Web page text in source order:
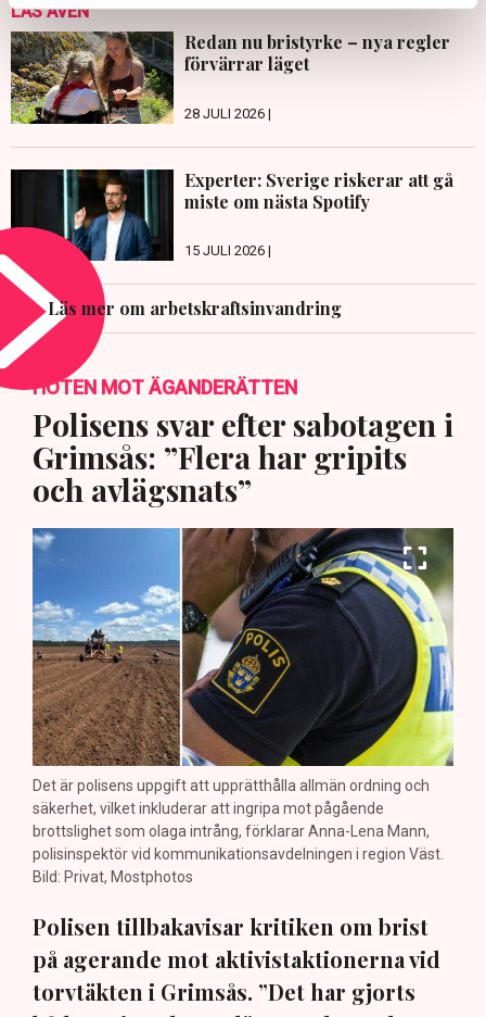
LÄS ÄVEN
Redan nu bristyrke – nya regler
förvärrar läget
28 JULI 2026 |
Experter: Sverige riskerar att gå
miste om nästa Spotify
15 JULI 2026 |
Läs mer om arbetskraftsinvandring
HOTEN MOT ÄGANDERÄTTEN
Polisens svar efter sabotagen i
Grimsås: ”Flera har gripits
och avlägsnats”
Det är polisens uppgift att upprätthålla allmän ordning och
säkerhet, vilket inkluderar att ingripa mot pågående
brottslighet som olaga intrång, förklarar Anna-Lena Mann,
polisinspektör vid kommunikationsavdelningen i region Väst.
Bild: Privat, Mostphotos
Polisen tillbakavisar kritiken om brist
på agerande mot aktivistaktionerna vid
torvtäkten i Grimsås. ”Det har gjorts